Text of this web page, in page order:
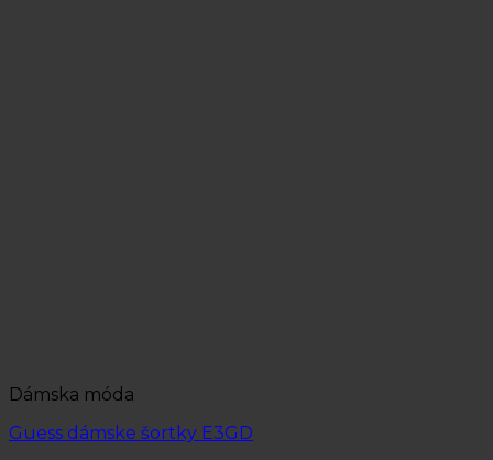
Dámska móda
Guess dámske šortky E3GD